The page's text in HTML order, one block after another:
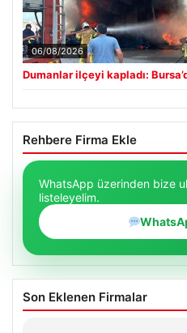
06/08/2026
Dumanlar ilçeyi kapladı:
Rehbere Firma Ekle
WhatsApp üzerinden bize
listeleyelim.
Son Eklenen Firmalar